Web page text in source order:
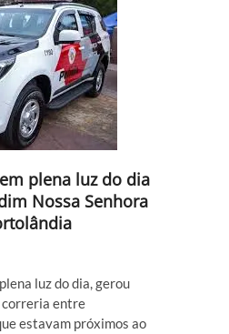
plena luz do dia
Nossa Senhora
luz do dia, gerou
correria entre
estavam próximos ao